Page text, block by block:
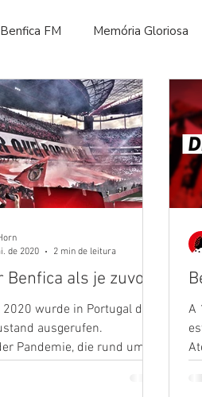
Benfica FM Memória Gloriosa
Vermelho no branco
Camarote Popular
A História Gloriosa
Patreon
Benfica als je zuvor
wurde in Portugal der
ausgerufen.
Pandemie, die rund um
de 2020
2 min de leitura
A